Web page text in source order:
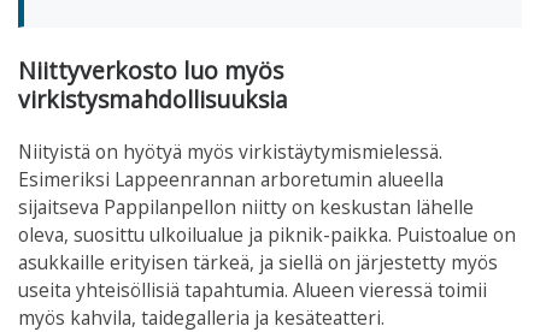
Niittyverkosto luo myös
virkistysmahdollisuuksia
Niityistä on hyötyä myös virkistäytymismielessä.
Esimeriksi Lappeenrannan arboretumin alueella
sijaitseva Pappilanpellon niitty on keskustan lähelle
oleva, suosittu ulkoilualue ja piknik-paikka. Puistoalue on
asukkaille erityisen tärkeä, ja siellä on järjestetty myös
useita yhteisöllisiä tapahtumia. Alueen vieressä toimii
myös kahvila, taidegalleria ja kesäteatteri.